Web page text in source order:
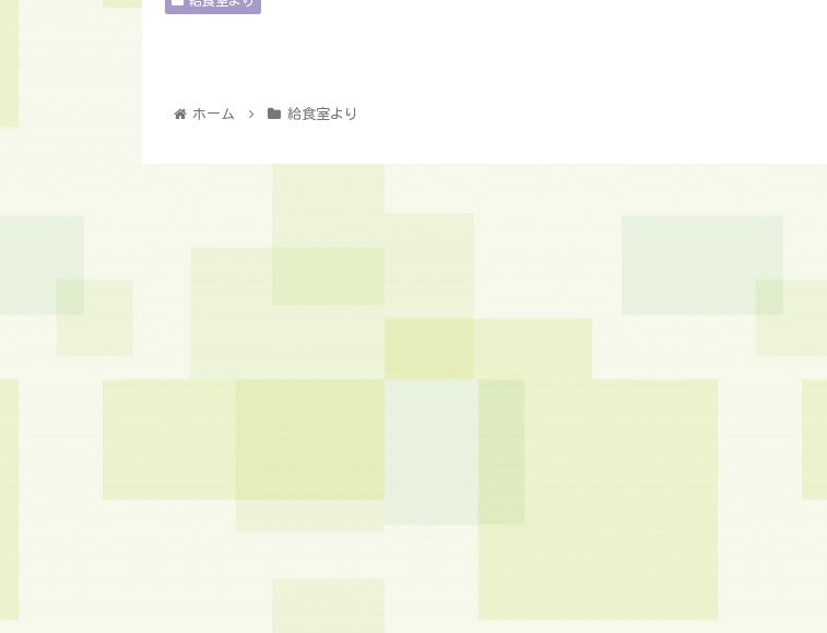
ホーム 給食室より